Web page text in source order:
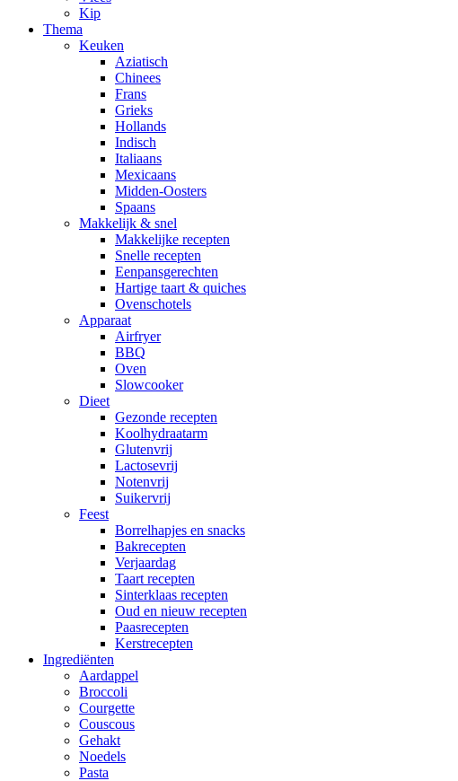
Kip
Thema
Keuken
Aziatisch
Chinees
Frans
Grieks
Hollands
Indisch
Italiaans
Mexicaans
Midden-Oosters
Spaans
Makkelijk & snel
Makkelijke recepten
Snelle recepten
Eenpansgerechten
Hartige taart & quiches
Ovenschotels
Apparaat
Airfryer
BBQ
Oven
Slowcooker
Dieet
Gezonde recepten
Koolhydraatarm
Glutenvrij
Lactosevrij
Notenvrij
Suikervrij
Feest
Borrelhapjes en snacks
Bakrecepten
Verjaardag
Taart recepten
Sinterklaas recepten
Oud en nieuw recepten
Paasrecepten
Kerstrecepten
Ingrediënten
Aardappel
Broccoli
Courgette
Couscous
Gehakt
Noedels
Pasta